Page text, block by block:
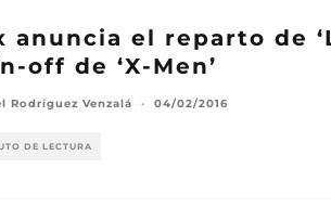
anuncia el reparto de
off de ‘X-Men’
Rodríguez Venzalá · 04/02/2016
DE LECTURA